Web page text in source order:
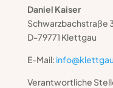
Daniel Kaiser
Schwarzbachstraße
D-79771 Klettgau
E-Mail:
Verantwortliche